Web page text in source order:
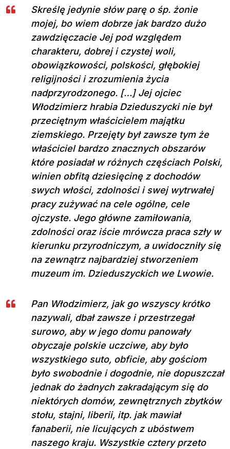
Skreślę jedynie słów parę o śp. żonie
mojej, bo wiem dobrze jak bardzo dużo
zawdzięczacie Jej pod względem
charakteru, dobrej i czystej woli,
obowiązkowości, polskości, głębokiej
religijności i zrozumienia życia
nadprzyrodzonego. […] Jej ojciec
Włodzimierz hrabia Dzieduszycki nie był
przeciętnym właścicielem majątku
ziemskiego. Przejęty był zawsze tym że
właściciel bardzo znacznych obszarów
które posiadał w różnych częściach Polski,
winien obfitą dziesięcinę z dochodów
swych włości, zdolności i swej wytrwałej
pracy zużywać na cele ogólne, cele
ojczyste. Jego główne zamiłowania,
zdolności oraz iście mrówcza praca szły w
kierunku przyrodniczym, a uwidoczniły się
na zewnątrz najbardziej stworzeniem
muzeum im. Dzieduszyckich we Lwowie.
Pan Włodzimierz, jak go wszyscy krótko
nazywali, dbał zawsze i przestrzegał
surowo, aby w jego domu panowały
obyczaje polskie uczciwe, aby było
wszystkiego suto, obficie, aby gościom
było swobodnie i dogodnie, nie dopuszczał
jednak do żadnych zakradającym się do
niektórych domów, zewnętrznych zbytków
stołu, stajni, liberii, itp. jak mawiał
fanaberii, nie licujących z ubóstwem
naszego kraju. Wszystkie cztery przeto